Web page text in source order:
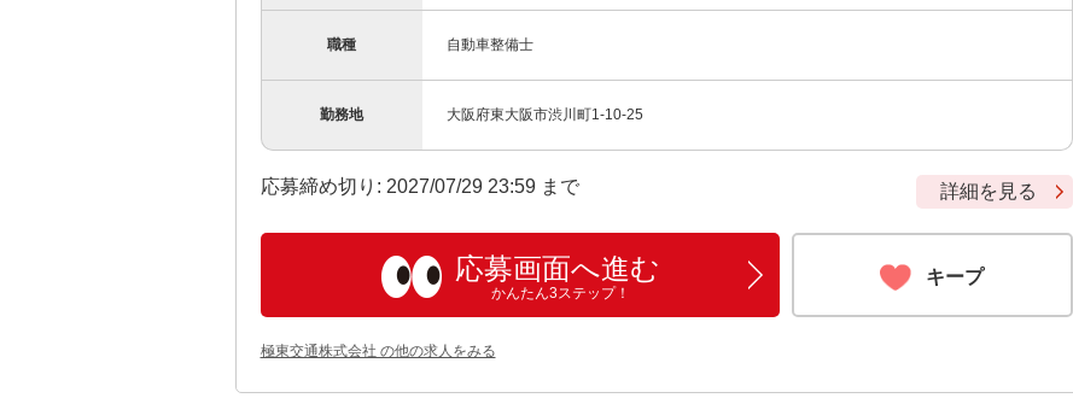
職種 自動車整備士
勤務地 大阪府東大阪市渋川町1-10-25
応募締め切り: 2027/07/29 23:59 まで 詳細を見る
応募画面へ進む
かんたん3ステップ！
キープ
極東交通株式会社 の他の求人をみる